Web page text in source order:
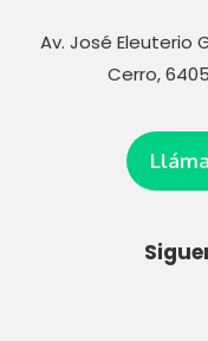
Av. José Eleuterio
Cerro,